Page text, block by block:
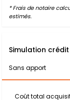
* Frais de notaire
estimés.
Simulation crédit
Sans apport
Coût total